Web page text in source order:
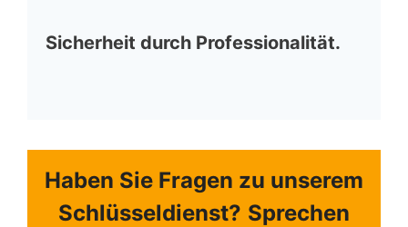
Sicherheit durch Professionalität.
Haben Sie Fragen zu unserem
Schlüsseldienst? Sprechen